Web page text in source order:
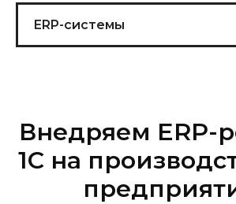
Внедряем ERP-
1С на